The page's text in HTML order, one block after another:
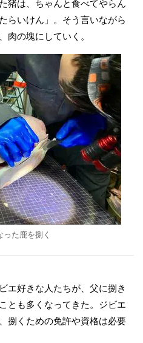
猪は、ちゃんと食べてやらん
らいけん」。そう言いながら
肉の塊にしていく。
った鹿を捌く
エ好きな人たちが、父に捌き
とも多くなってきた。ジビエ
捌くための免許や資格は必要